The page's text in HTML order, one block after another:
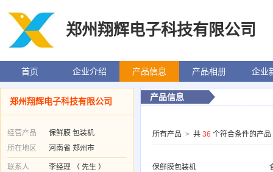
郑州翔辉电子科技有限公司
首页 企业介绍 产品信息 产品相册 企业
产品信息
所有产品 > 共 36 个符合条件的产品
保鲜膜包装机
郑州翔辉电子科技有限公司
经营产品
保鲜膜 包装机
所在地区
河南省 郑州市
联系人
李经理 （ 先生 ）